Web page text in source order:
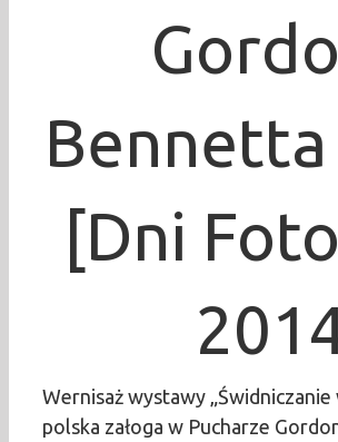
Bennetta
[Dni
Wernisaż wystawy „Świdniczanie
polska załoga w Pucharze